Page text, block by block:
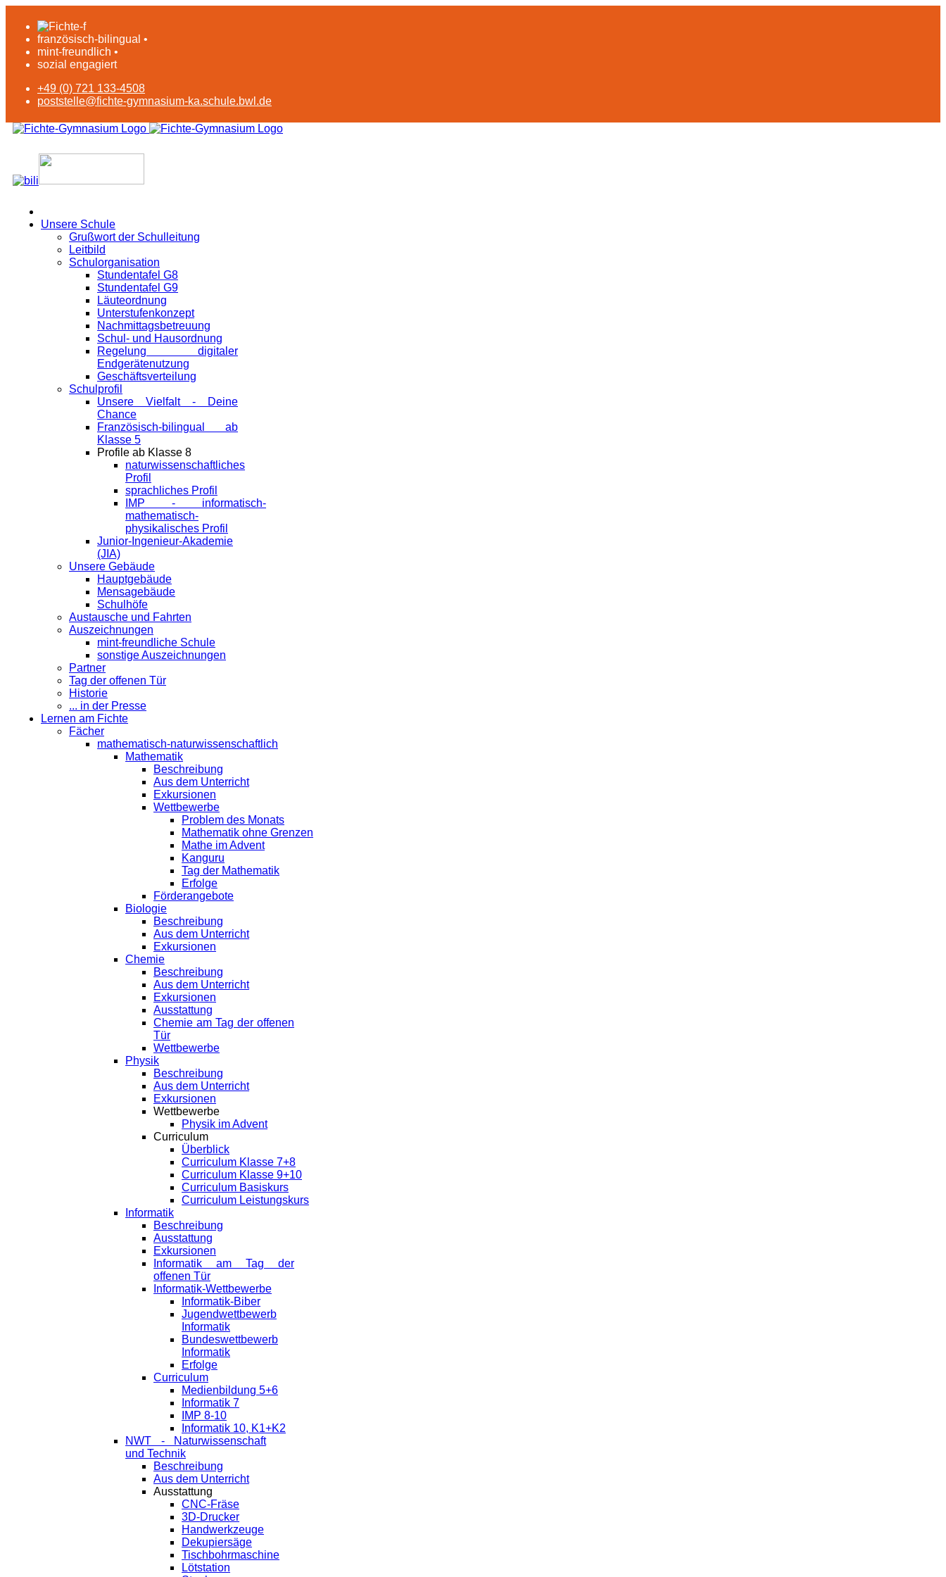
französisch-bilingual •
mint-freundlich •
sozial engagiert
+49 (0) 721 133-4508
poststelle@fichte-gymnasium-ka.schule.bwl.de
Unsere Schule
Grußwort der Schulleitung
Leitbild
Schulorganisation
Stundentafel G8
Stundentafel G9
Läuteordnung
Unterstufenkonzept
Nachmittagsbetreuung
Schul- und Hausordnung
Regelung digitaler
Endgeräte­nutzung
Geschäftsverteilung
Schulprofil
Unsere Vielfalt - Deine
Chance
Französisch-bilingual ab
Klasse 5
Profile ab Klasse 8
naturwissenschaftliches
Profil
sprachliches Profil
IMP - informatisch-
mathematisch-
physikalisches Profil
Junior-Ingenieur-Akademie
(JIA)
Unsere Gebäude
Hauptgebäude
Mensagebäude
Schulhöfe
Austausche und Fahrten
Auszeichnungen
mint-freundliche Schule
sonstige Auszeichnungen
Partner
Tag der offenen Tür
Historie
... in der Presse
Lernen am Fichte
Fächer
mathematisch-naturwissenschaftlich
Mathematik
Beschreibung
Aus dem Unterricht
Exkursionen
Wettbewerbe
Problem des Monats
Mathematik ohne Grenzen
Mathe im Advent
Kanguru
Tag der Mathematik
Erfolge
Förderangebote
Biologie
Beschreibung
Aus dem Unterricht
Exkursionen
Chemie
Beschreibung
Aus dem Unterricht
Exkursionen
Ausstattung
Chemie am Tag der offenen
Tür
Wettbewerbe
Physik
Beschreibung
Aus dem Unterricht
Exkursionen
Wettbewerbe
Physik im Advent
Curriculum
Überblick
Curriculum Klasse 7+8
Curriculum Klasse 9+10
Curriculum Basiskurs
Curriculum Leistungskurs
Informatik
Beschreibung
Ausstattung
Exkursionen
Informatik am Tag der
offenen Tür
Informatik-Wettbewerbe
Informatik-Biber
Jugendwettbewerb
Informatik
Bundeswettbewerb
Informatik
Erfolge
Curriculum
Medienbildung 5+6
Informatik 7
IMP 8-10
Informatik 10, K1+K2
NWT - Naturwissenschaft
und Technik
Beschreibung
Aus dem Unterricht
Ausstattung
CNC-Fräse
3D-Drucker
Handwerkzeuge
Dekupiersäge
Tischbohrmaschine
Lötstation